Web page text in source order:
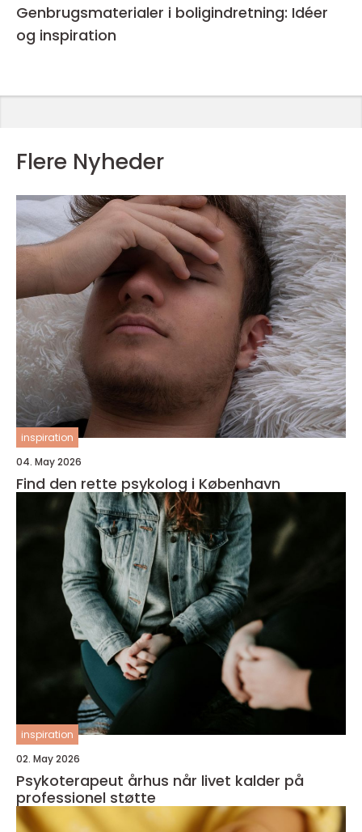
Genbrugsmaterialer i boligindretning: Idéer
og inspiration
Flere Nyheder
inspiration
04. May 2026
Find den rette psykolog i København
inspiration
02. May 2026
Psykoterapeut århus når livet kalder på
professionel støtte